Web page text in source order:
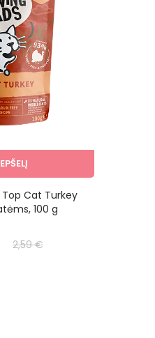
Cat Turkey
100 g
2,59 €